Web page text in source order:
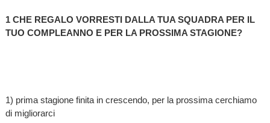
1 CHE REGALO VORRESTI DALLA TUA SQUADRA PER IL
TUO COMPLEANNO E PER LA PROSSIMA STAGIONE?
1) prima stagione finita in crescendo, per la prossima cerchiamo
di migliorarci